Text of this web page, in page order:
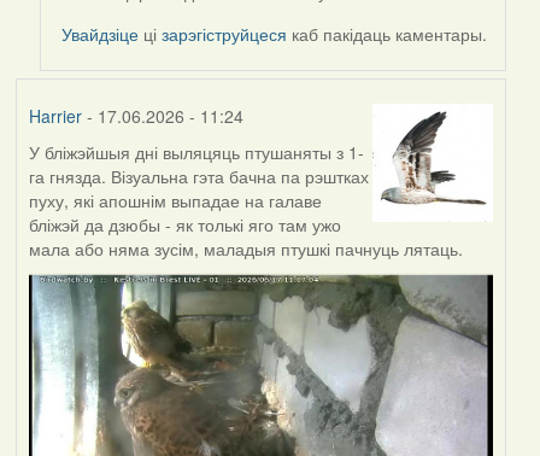
Увайдзіце цізарэгіструйцеся каб пакідаць каментары.
Harrier- 17.06.2026 - 11:24
У бліжэйшыя дні выляцяць птушаняты з 1-
га гнязда. Візуальна гэта бачна па рэштках
пуху, які апошнім выпадае на галаве
бліжэй да дзюбы - як толькі яго там ужо
мала або няма зусім, маладыя птушкі пачнуць лятаць.